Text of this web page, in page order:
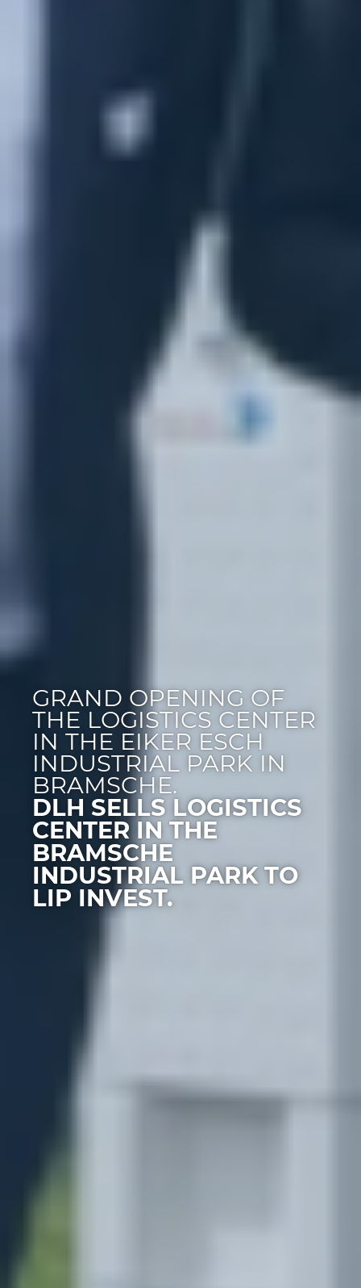
GRAND OPENING OF
THE LOGISTICS CENTER
IN THE EIKER ESCH
INDUSTRIAL PARK IN
BRAMSCHE.
DLH SELLS LOGISTICS
CENTER IN THE
BRAMSCHE
INDUSTRIAL PARK TO
LIP INVEST.